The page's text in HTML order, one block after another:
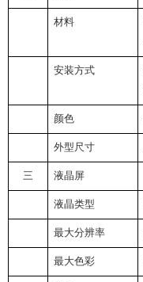
材料
安装方式
颜色
外型尺寸
三 液晶屏
液晶类型
最大分辨率
最大色彩